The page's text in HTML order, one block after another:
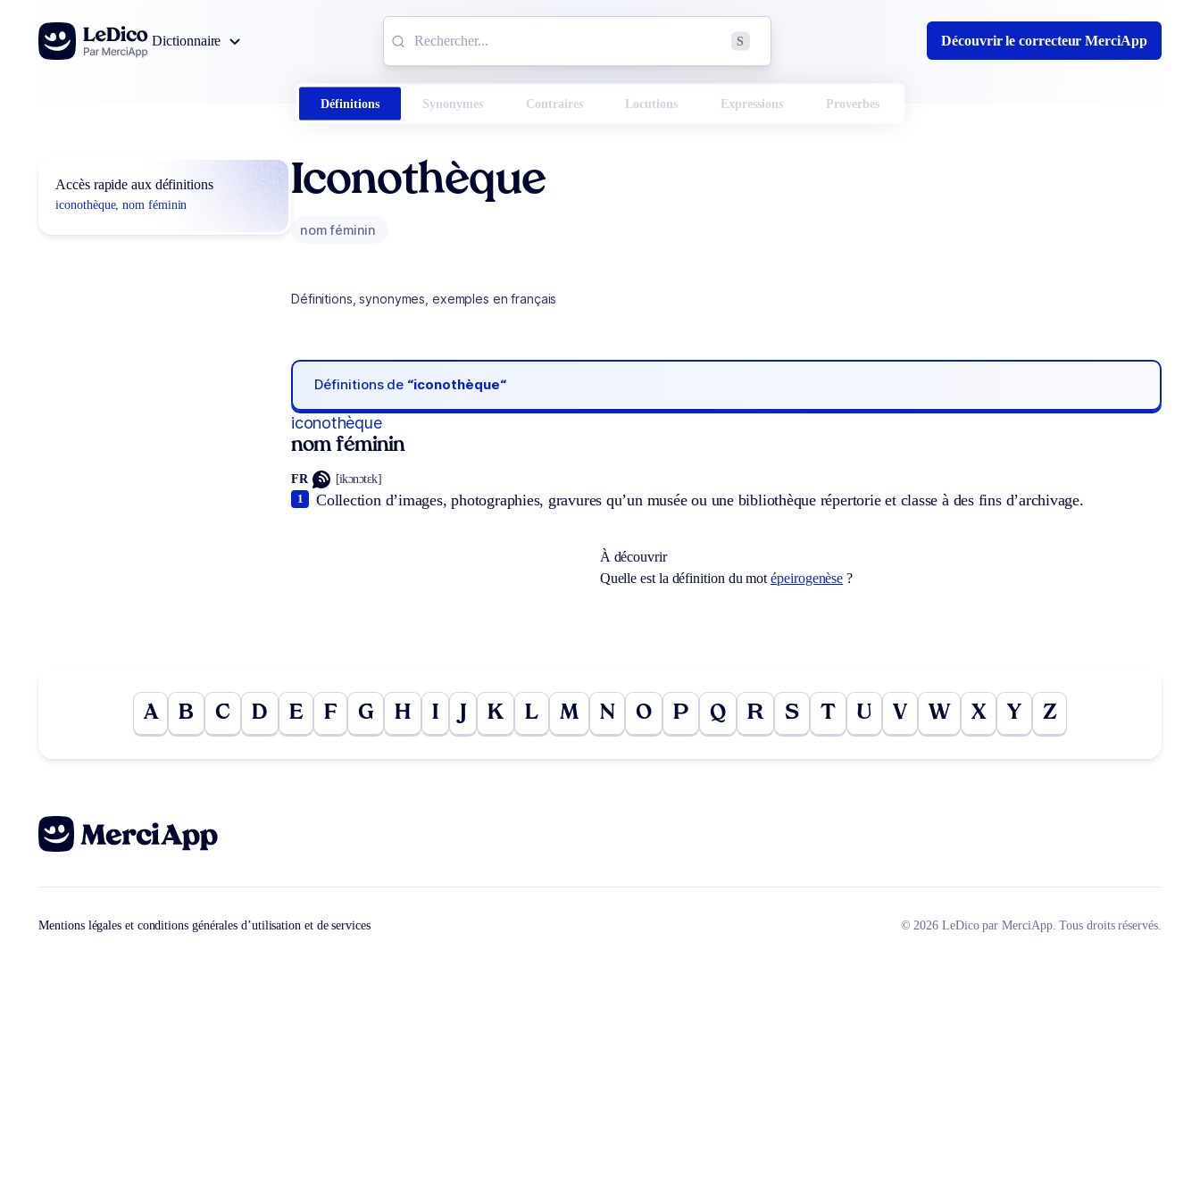
Aller au contenu
Dictionnaire
S Découvrir le correcteur MerciApp
Définitions Synonymes Contraires Locutions Expressions Proverbes
Accès rapide aux définitions
iconothèque, nom féminin
Iconothèque
nom féminin
Définitions, synonymes, exemples en français
Définitions de “iconothèque“
iconothèque
nom féminin
FR [ikɔnɔtɛk]
Collection d’images, photographies, gravures qu’un musée ou une bibliothèque répertorie et classe à des fins d’archivage.
1
À découvrir
Quelle est la définition du motépeirogenèse ?
A B C D E F G H I K L M N O P Q R S T U V W X Y Z
Mentions légales et conditions générales d’utilisation et de services © 2026 LeDico par MerciApp. Tous droits réservés.